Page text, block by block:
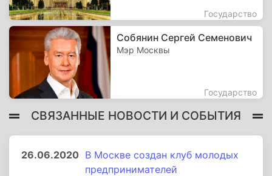
Государство
Собянин Сергей Семенович
Мэр Москвы
Государство
СВЯЗАННЫЕ НОВОСТИ И СОБЫТИЯ
26.06.2020 В Москве создан клуб молодых
предпринимателей